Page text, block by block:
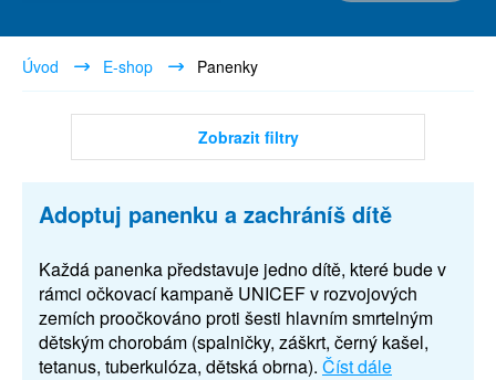
Úvod E-shop Panenky
Zobrazit filtry
Adoptuj panenku a zachráníš dítě
Každá panenka představuje jedno dítě, které bude v
rámci očkovací kampaně UNICEF v rozvojových
zemích proočkováno proti šesti hlavním smrtelným
dětským chorobám (spalničky, záškrt, černý kašel,
tetanus, tuberkulóza, dětská obrna). Číst dále